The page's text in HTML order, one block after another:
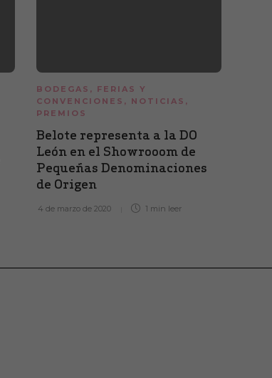
BODEGAS , FERIAS Y
CONVENCIONES , NOTICIAS ,
PREMIOS
Belote representa a la DO
León en el Showrooom de
Pequeñas Denominaciones
de Origen
4 de marzo de 2020 1 min leer